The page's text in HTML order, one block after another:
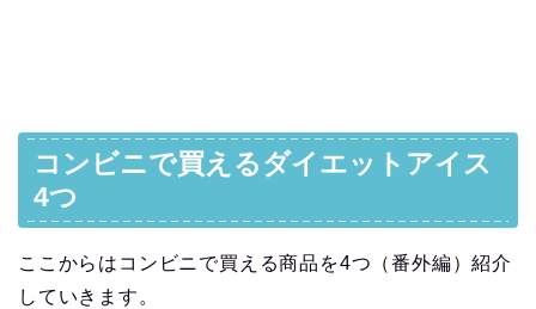
コンビニで買えるダイエットアイス
4つ
ここからはコンビニで買える商品を4つ（番外編）紹介
していきます。